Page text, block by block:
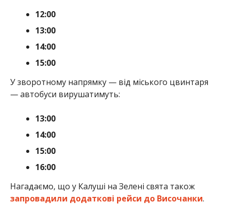
12:00
13:00
14:00
15:00
У зворотному напрямку — від міського цвинтаря
— автобуси вирушатимуть:
13:00
14:00
15:00
16:00
Нагадаємо, що у Калуші на Зелені свята також
запровадили додаткові рейси до Височанки.